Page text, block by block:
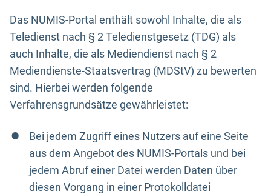
Das NUMIS-Portal enthält sowohl Inhalte, die als
Teledienst nach § 2 Teledienstgesetz (TDG) als
auch Inhalte, die als Mediendienst nach § 2
Mediendienste-Staatsvertrag (MDStV) zu bewerten
sind. Hierbei werden folgende
Verfahrensgrundsätze gewährleistet:
Bei jedem Zugriff eines Nutzers auf eine Seite
aus dem Angebot des NUMIS-Portals und bei
jedem Abruf einer Datei werden Daten über
diesen Vorgang in einer Protokolldatei